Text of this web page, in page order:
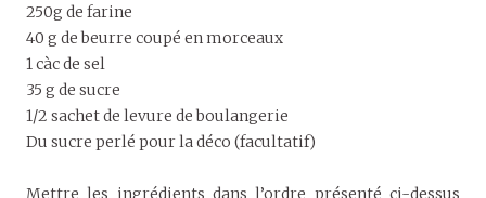
250g de farine
40 g de beurre coupé en morceaux
1 càc de sel
35 g de sucre
1/2 sachet de levure de boulangerie
Du sucre perlé pour la déco (facultatif)
Mettre les ingrédients dans l’ordre présenté ci-dessus